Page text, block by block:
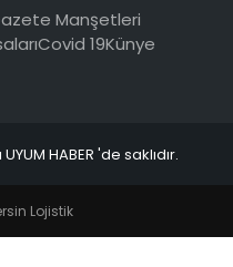
Manşetleri
Covid 19Künye
HABER 'de saklıdır.
Lojistik